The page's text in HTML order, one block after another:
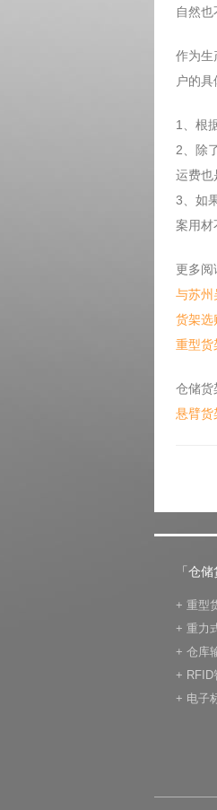
自然
作为生
户的具
1、根
2、除
运费也
3、如
案用材
更多阅
与苏州
货架选
重型货
仓储货
悬臂货
「仓储
+ 重型
+ 重力
+ 仓库
+ RFID
+ 电子